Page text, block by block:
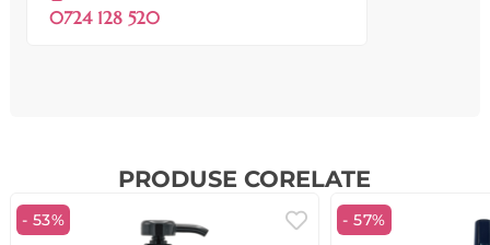
0724 128 520
PRODUSE CORELATE
- 53% - 57%